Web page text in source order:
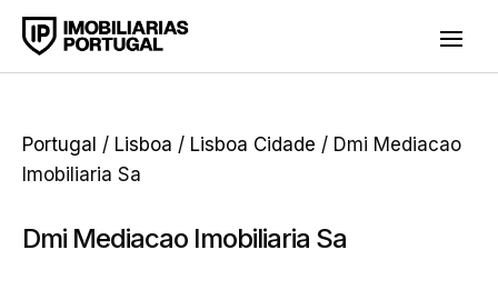
Portugal / Lisboa / Lisboa Cidade / Dmi Mediacao
Imobiliaria Sa
Dmi Mediacao Imobiliaria Sa